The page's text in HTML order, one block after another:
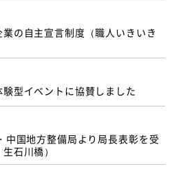
業の自主宣言制度（職人いきいき
型イベントに協賛しました
中国地方整備局より局長表彰を受
石川橋）